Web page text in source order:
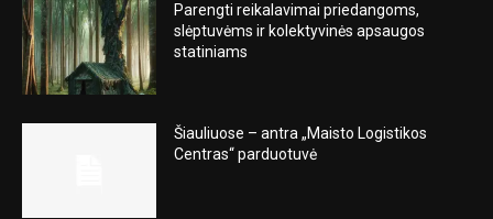
Parengti reikalavimai priedangoms,
slėptuvėms ir kolektyvinės apsaugos
statiniams
Šiauliuose – antra „Maisto Logistikos
Centras“ parduotuvė